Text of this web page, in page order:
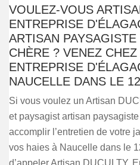
VOULEZ-VOUS
ENTREPRISE
ARTISAN
CHÈRE ? VENEZ
ENTREPRISE
NAUCELLE DANS LE
Si vous voulez un Artisan
et paysagist artisan
accomplir l’entretien de votre
vos haies à Naucelle dans le
d’appeler Artisan DUCULTY,